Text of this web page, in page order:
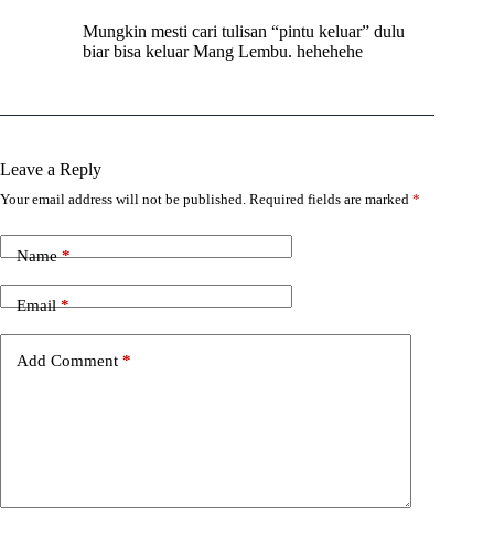
Mungkin mesti cari tulisan “pintu keluar” dulu
biar bisa keluar Mang Lembu. hehehehe
Leave a Reply
Your email address will not be published. Required fields are marked *
Name*
Email*
Add Comment *